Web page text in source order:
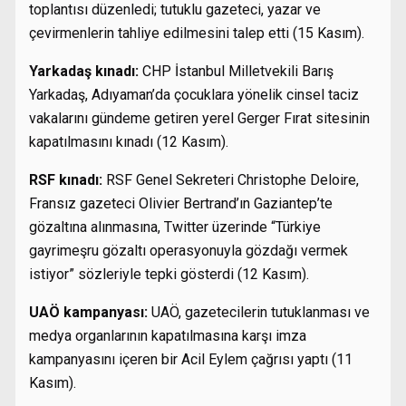
toplantısı düzenledi; tutuklu gazeteci, yazar ve
çevirmenlerin tahliye edilmesini talep etti (15 Kasım).
Yarkadaş kınadı: CHP İstanbul Milletvekili Barış
Yarkadaş, Adıyaman’da çocuklara yönelik cinsel taciz
vakalarını gündeme getiren yerel Gerger Fırat sitesinin
kapatılmasını kınadı (12 Kasım).
RSF kınadı: RSF Genel Sekreteri Christophe Deloire,
Fransız gazeteci Olivier Bertrand’ın Gaziantep’te
gözaltına alınmasına, Twitter üzerinde “Türkiye
gayrimeşru gözaltı operasyonuyla gözdağı vermek
istiyor” sözleriyle tepki gösterdi (12 Kasım).
UAÖ kampanyası: UAÖ, gazetecilerin tutuklanması ve
medya organlarının kapatılmasına karşı imza
kampanyasını içeren bir Acil Eylem çağrısı yaptı (11
Kasım).